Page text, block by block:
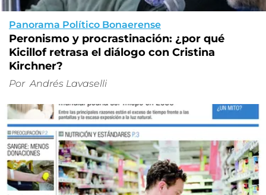
Panorama Político Bonaerense
Peronismo y procrastinación: ¿por qué
Kicillof retrasa el diálogo con Cristina
Kirchner?
Por Andrés Lavaselli